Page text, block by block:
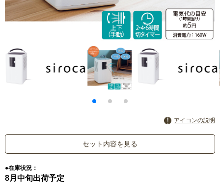
アイコンの説明
セット内容を見る
●在庫状況：
8月中旬出荷予定